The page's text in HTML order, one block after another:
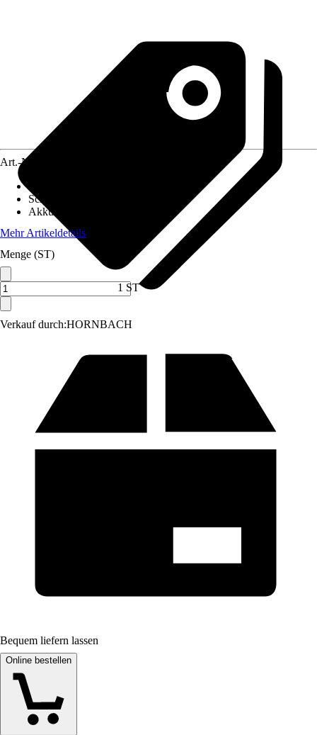
Verkauf durch:HORNBACH
Art.-Nr.
Schnittbreite
Akkuspannung
Mehr Artikeldetails
Menge (ST)
1 ST
Bequem liefern lassen
Online bestellen